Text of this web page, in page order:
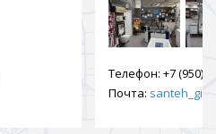
Телефон: +7 (950)
Почта: